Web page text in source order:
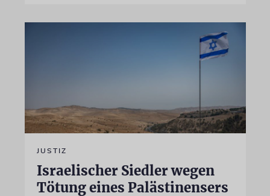
JUSTIZ
Israelischer Siedler wegen
Tötung eines Palästinensers